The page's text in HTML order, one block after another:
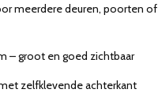
meerdere deuren, poorten of
– groot en goed zichtbaar
zelfklevende achterkant